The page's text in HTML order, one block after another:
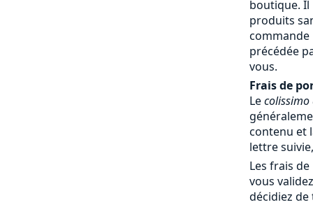
boutique. Il
produits
précédée
vous.
Frais de
Lecolissimo
contenu et
lettre
Les frais
vous
décidiez